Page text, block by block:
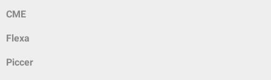
CME
Flexa
Piccer